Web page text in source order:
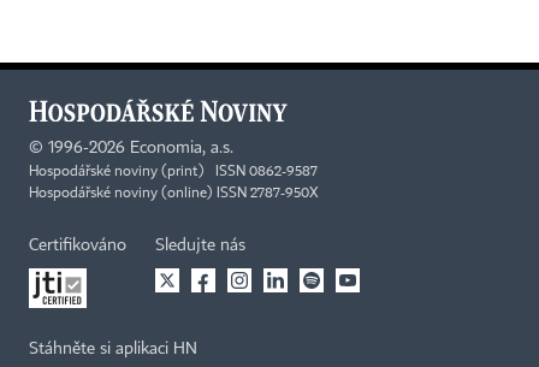
© 1996-2026 Economia, a.s.
Hospodářské noviny (print) ISSN 0862-9587
Hospodářské noviny (online) ISSN 2787-950X
Certifikováno Sledujte nás
Stáhněte si aplikaci HN